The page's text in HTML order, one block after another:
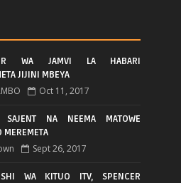
WA JAMVI LA HABARI
JIJINI MBEYA
Oct 11, 2017
SAJENT NA NEEMA MATOWE
MEREMETA
Sept 26, 2017
WA KITUO ITV, SPENCER